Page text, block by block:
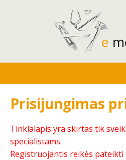
Prisijungimas
Tinklalapis yra skirtas tik
specialistams.
Registruojantis reikės pateikti